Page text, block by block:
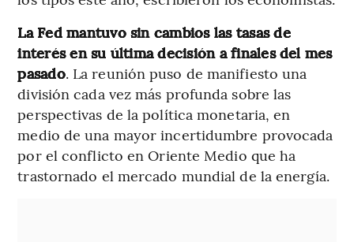
La Fed mantuvo sin cambios las tasas de
interés en su última decisión a finales del mes
pasado. La reunión puso de manifiesto una
división cada vez más profunda sobre las
perspectivas de la política monetaria, en
medio de una mayor incertidumbre provocada
por el conflicto en Oriente Medio que ha
trastornado el mercado mundial de la energía.